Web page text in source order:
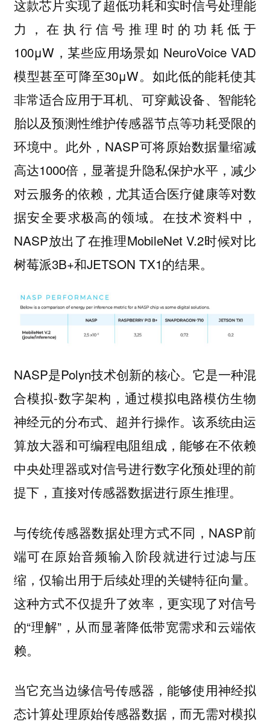
这款芯片实现了超低功耗和实时信号处理能
力，在执行信号推理时的功耗低于
100μW，某些应用场景如 NeuroVoice VAD
模型甚至可降至30μW。如此低的能耗使其
非常适合应用于耳机、可穿戴设备、智能轮
胎以及预测性维护传感器节点等功耗受限的
环境中。此外，NASP可将原始数据量缩减
高达1000倍，显著提升隐私保护水平，减少
对云服务的依赖，尤其适合医疗健康等对数
据安全要求极高的领域。在技术资料中，
NASP放出了在推理MobileNet V.2时候对比
树莓派3B+和JETSON TX1的结果。
NASP是Polyn技术创新的核心。它是一种混
合模拟-数字架构，通过模拟电路模仿生物
神经元的分布式、超并行操作。该系统由运
算放大器和可编程电阻组成，能够在不依赖
中央处理器或对信号进行数字化预处理的前
提下，直接对传感器数据进行原生推理。
与传统传感器数据处理方式不同，NASP前
端可在原始音频输入阶段就进行过滤与压
缩，仅输出用于后续处理的关键特征向量。
这种方式不仅提升了效率，更实现了对信号
的“理解”，从而显著降低带宽需求和云端依
赖。
当它充当边缘信号传感器，能够使用神经拟
态计算处理原始传感器数据，而无需对模拟